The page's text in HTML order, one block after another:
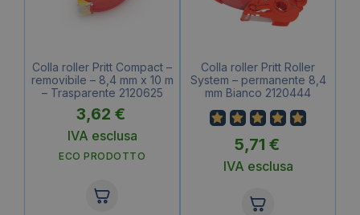
Colla roller Pritt Compact –
removibile – 8,4 mm x 10 m
– Trasparente 2120625
3,62 €
IVA esclusa
ECO PRODOTTO
Colla roller Pritt Roller
System – permanente 8,4
mm Bianco 2120444
5,71 €
IVA esclusa